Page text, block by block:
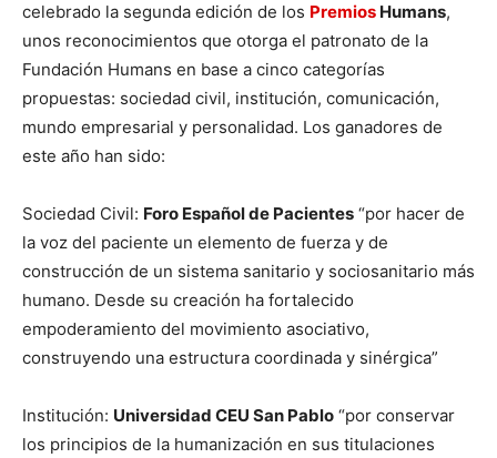
celebrado la segunda edición de los Premios Humans,
unos reconocimientos que otorga el patronato de la
Fundación Humans en base a cinco categorías
propuestas: sociedad civil, institución, comunicación,
mundo empresarial y personalidad. Los ganadores de
este año han sido:
Sociedad Civil: Foro Español de Pacientes “por hacer de
la voz del paciente un elemento de fuerza y de
construcción de un sistema sanitario y sociosanitario más
humano. Desde su creación ha fortalecido
empoderamiento del movimiento asociativo,
construyendo una estructura coordinada y sinérgica”
Institución: Universidad CEU San Pablo “por conservar
los principios de la humanización en sus titulaciones